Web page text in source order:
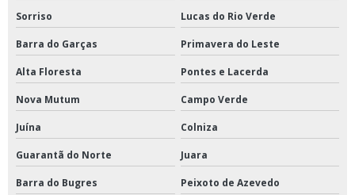
Sorriso Lucas do Rio Verde
Barra do Garças Primavera do Leste
Alta Floresta Pontes e Lacerda
Nova Mutum Campo Verde
Juína Colniza
Guarantã do Norte Juara
Barra do Bugres
Peixoto de Azevedo